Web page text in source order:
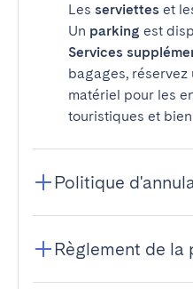
Les serviettes et
Un parking est
Services
bagages,
matériel pour les
touristiques et
Politique
Règlement de la